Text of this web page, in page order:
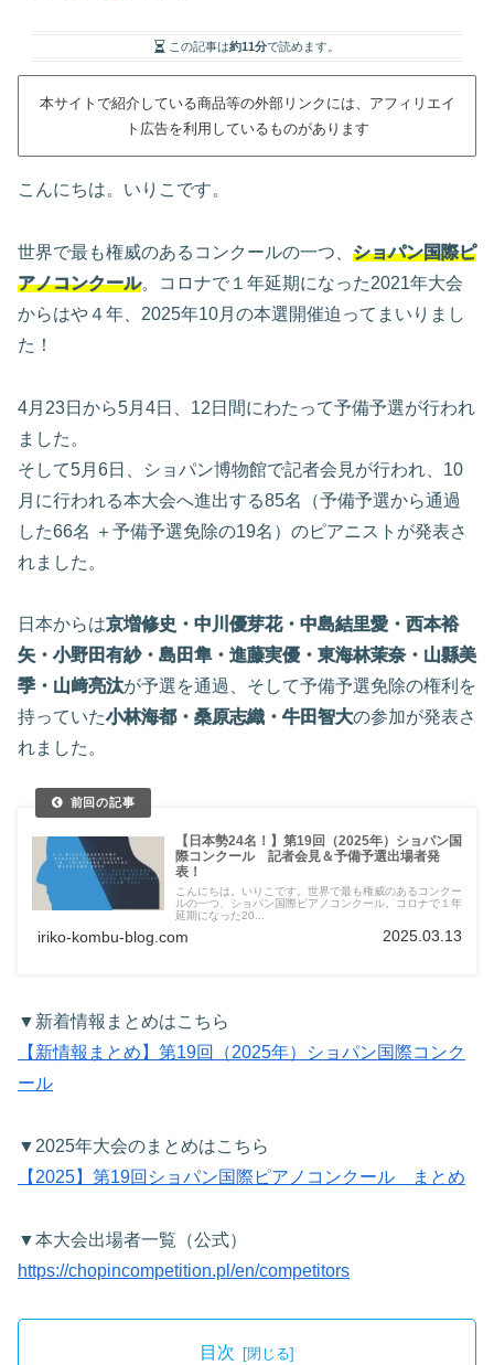
この記事は約11分で読めます。
本サイトで紹介している商品等の外部リンクには、アフィリエイ
ト広告を利用しているものがあります
こんにちは。いりこです。
世界で最も権威のあるコンクールの一つ、 ショパン国際ピ
アノコンクール。コロナで１年延期になった2021年大会
からはや４年、2025年10月の本選開催迫ってまいりまし
た！
4月23日から5月4日、12日間にわたって予備予選が行われ
ました。
そして5月6日、ショパン博物館で記者会見が行われ、10
月に行われる本大会へ進出する85名（予備予選から通過
した66名 ＋予備予選免除の19名）のピアニストが発表さ
れました。
日本からは京増修史・中川優芽花・中島結里愛・西本裕
矢・小野田有紗・島田隼・進藤実優・東海林茉奈・山縣美
季・山﨑亮汰が予選を通過、そして予備予選免除の権利を
持っていた小林海都・桑原志織・牛田智大の参加が発表さ
れました。
【日本勢24名！】第19回（2025年）ショパン国
際コンクール 記者会見＆予備予選出場者発
表！
こんにちは。いりこです。世界で最も権威のあるコンクー
ルの一つ、ショパン国際ピアノコンクール。コロナで１年
延期になった20...
iriko-kombu-blog.com 2025.03.13
▼新着情報まとめはこちら
【新情報まとめ】第19回（2025年）ショパン国際コンク
ール
▼2025年大会のまとめはこちら
【2025】第19回ショパン国際ピアノコンクール まとめ
▼本大会出場者一覧（公式）
https://chopincompetition.pl/en/competitors
目次